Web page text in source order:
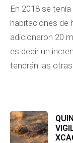
En 2018 se
habitaciones de
adicionaron 20
es decir un
tendrán las